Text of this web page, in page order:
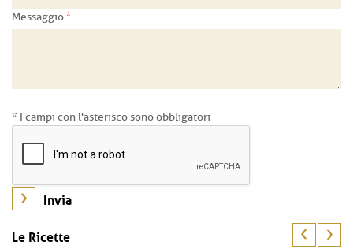
Messaggio*
* I campi con l'asterisco sono obbligatori
Le Ricette